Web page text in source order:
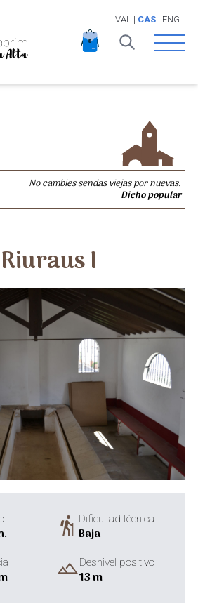
VAL | CAS| ENG
Open
No cambies sendas viejas por nuevas.
Dicho popular
I
hikingDificultad técnica
Baja
landscapeDesnivel positivo
13 m